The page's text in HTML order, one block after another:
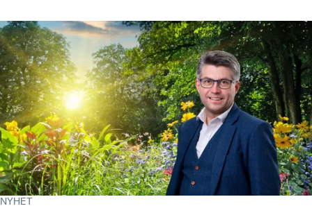
NYHET